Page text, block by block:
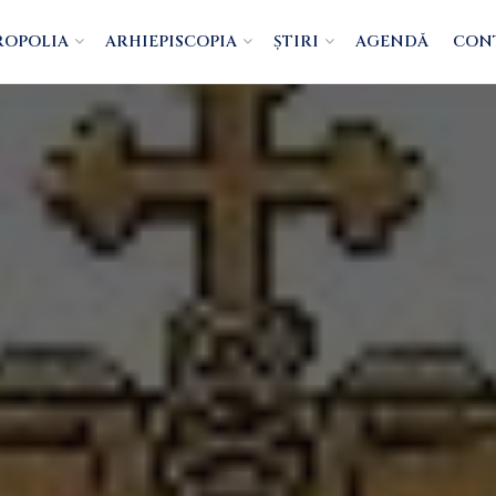
ARHIEPISCOPIA ȘTIRI AGENDĂ